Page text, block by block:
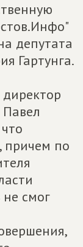
депутата
Гартунга.
директор
причем по
не смог